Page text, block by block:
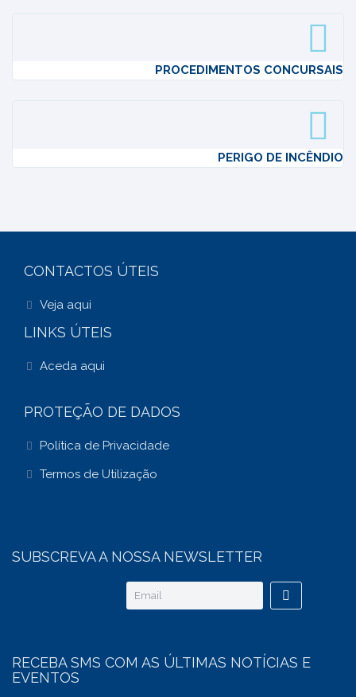
PROCEDIMENTOS CONCURSAIS
PERIGO DE INCÊNDIO
CONTACTOS ÚTEIS
Veja aqui
LINKS ÚTEIS
Aceda aqui
PROTEÇÃO DE DADOS
Política de Privacidade
Termos de Utilização
SUBSCREVA A NOSSA NEWSLETTER
RECEBA SMS COM AS ÚLTIMAS NOTÍCIAS E
EVENTOS